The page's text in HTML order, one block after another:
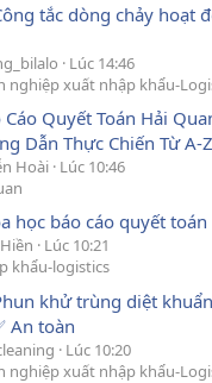
tắc dòng chảy hoạt
Lúc 14:46
nghiệp xuất nhập khẩu-
Cáo Quyết Toán Hải
Dẫn Thực Chiến Từ A-Z
Hoài Lúc 10:46
học báo cáo quyết
Lúc 10:21
khẩu-logistics
khử trùng diệt
An toàn
Lúc 10:20
nghiệp xuất nhập khẩu-